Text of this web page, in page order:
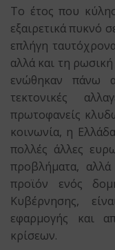
Το έτος που
εξαιρετικά πυκνό
επλήγη
αλλά και τη
ενώθηκαν πάνω
τεκτονικές
πρωτοφανείς
κοινωνία, η
πολλές άλλες
προβλήματα, αλλά
προϊόν ενός
Κυβέρνησης,
εφαρμογής και
κρίσεων.